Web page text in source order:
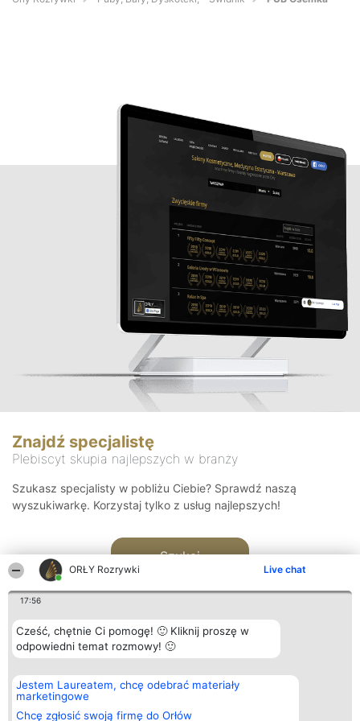
ORŁY Rozrywki Live chat
17:56
Cześć, chętnie Ci pomogę! 🙂 Kliknij proszę w
odpowiedni temat rozmowy! 🙂
Jestem Laureatem, chcę odebrać materiały
marketingowe
Chcę zgłosić swoją firmę do Orłów
Znajdź specjalistę
Plebiscyt skupia najlepszych w branży
Szukasz specjalisty w pobliżu Ciebie? Sprawdź naszą
wyszukiwarkę. Korzystaj tylko z usług najlepszych!
Szukaj
Organizator plebiscytu
Bright Side Solutions sp. z o.
o. sp. k.
ul. Ruska 22
Plebiscyt
Laureaci
wszystkich
Kontakt
Kontakt